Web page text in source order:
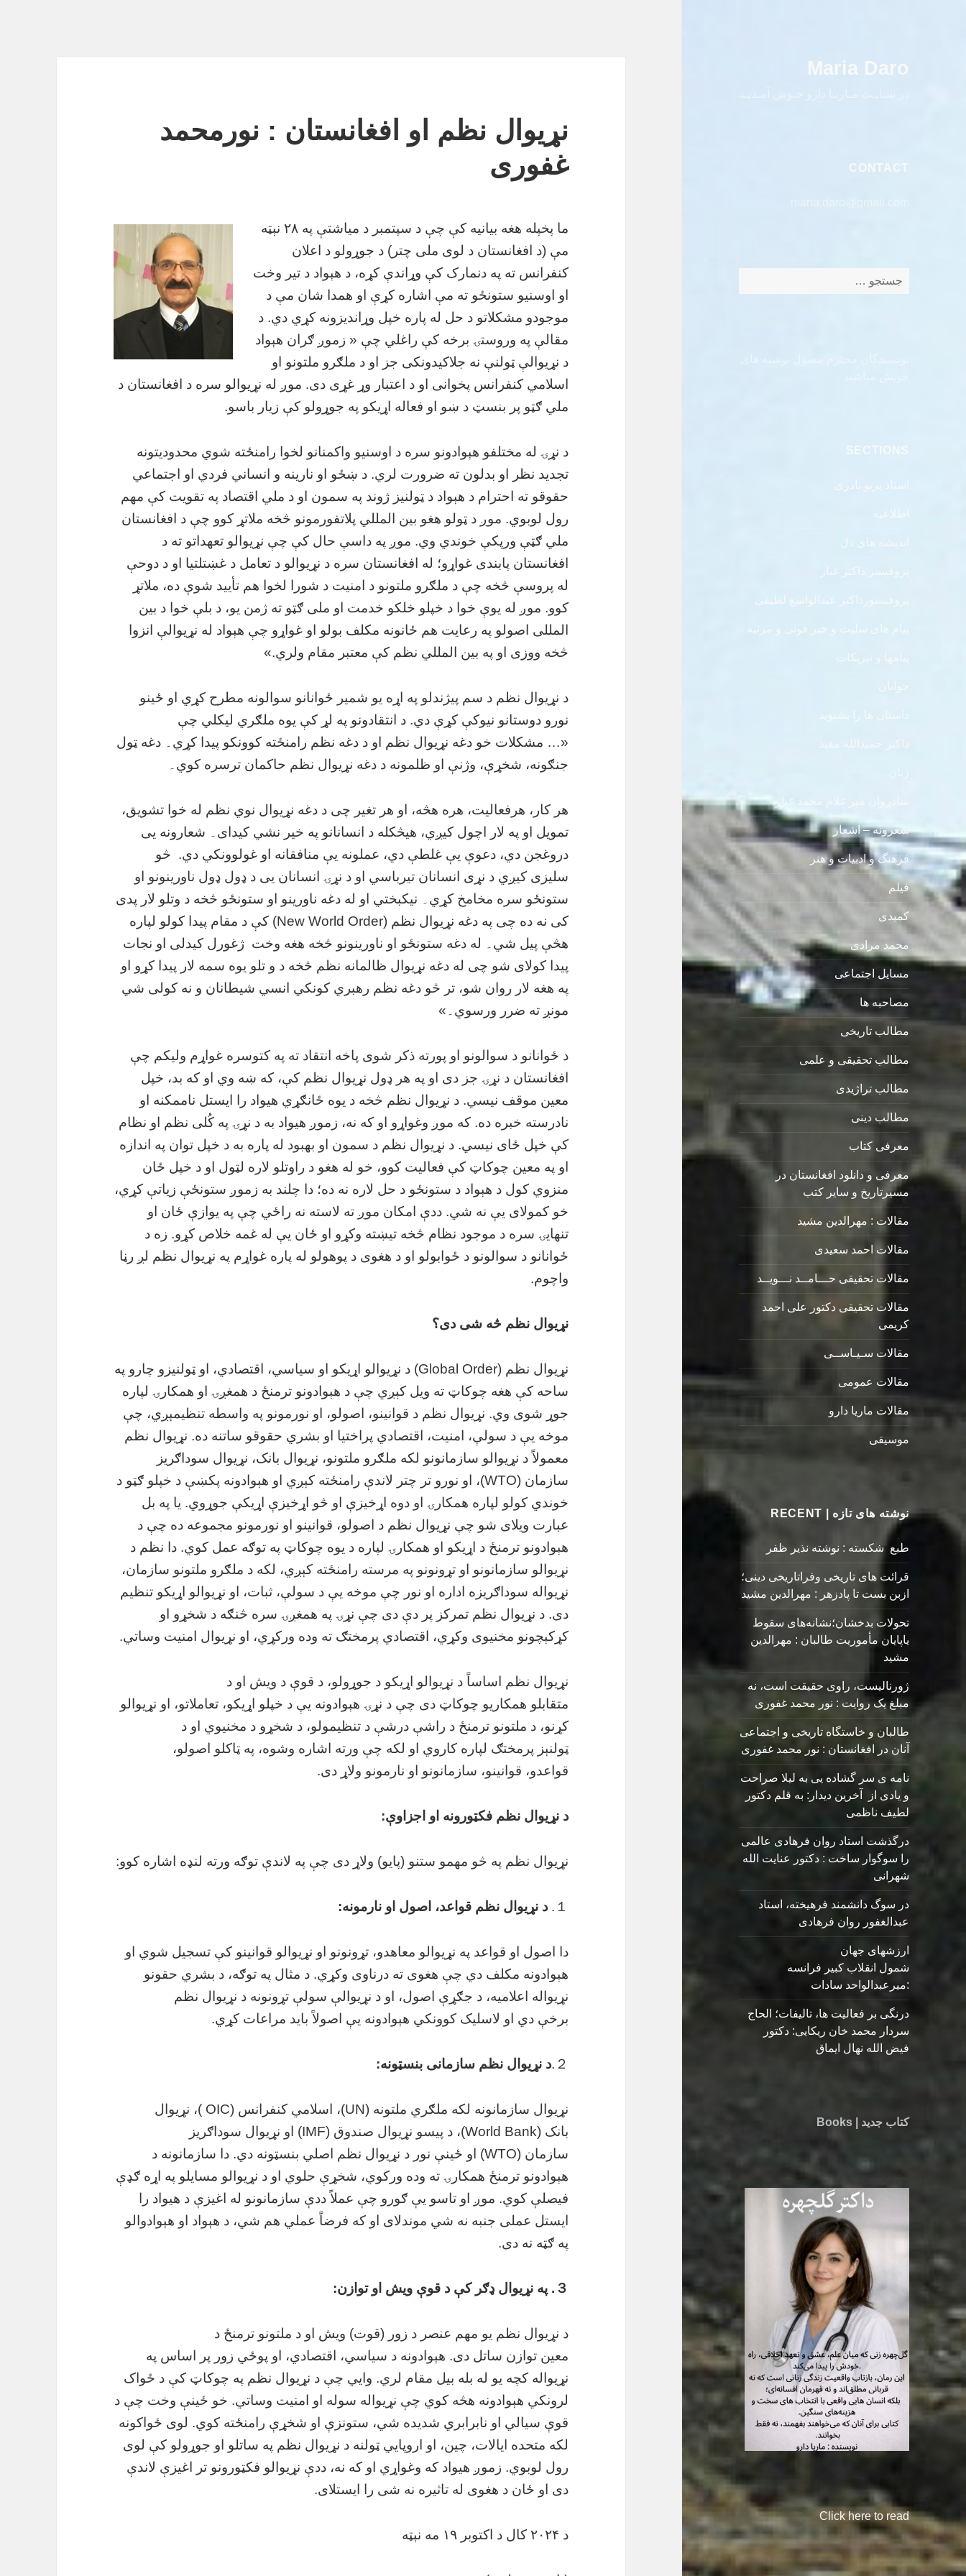
Maria Daro
در سـایـت مـاریـا دارو خـوش آمـدیـد
CONTACT
برای:
نویسندگان محترم مسؤل نوشته های
SECTIONS
استاد پرتو نادری
اطلاعیه
اندیشه های دل
پروفیسر داکتر غبار
پروفیسورداکتر عبدالواسع لطیفی
پیام های سلیت و خبر فوتی و مرثیه
پیامها و تبریکات
جوانان
داستان ها را بشنوید
داکتر حمیدالله مفید
زنان
شادروان میر غلام محمد غبار
شعرونه – اشعار
فرهنگ و ادبیات و هنر
فیلم
کمیدی
محمد مرادی
مسایل اجتماعی
مصاحبه ها
مطالب تاریخی
مطالب تحقیقی و علمی
مطالب تراژیدی
مطالب دینی
معرفی کتاب
معرفی و دانلود افغانستان در
مسیرتاریخ و سایر کتب
مقالات : مهرالدین مشید
مقالات احمد سعیدی
مقالات تحقیقی حـــامــد نـــویــد
مقالات تحقیقی دکتور علی احمد
کریمی
مقالات سـیـاســی
مقالات عمومی
مقالات ماریا دارو
موسیقی
نوشته های تازه | RECENT
طبع شکسته : نوشته نذیر ظفر
قرائت های تاریخی وفراتاریخی دینی؛
ازبن بست تا پادزهر : مهرالدین مشید
تحولات بدخشان؛نشانه‌های سقوط
یاپایان مأموریت طالبان : مهرالدین
مشید
ژورنالیست، راوی حقیقت است، نه
مبلغ یک روایت : نور محمد غفوری
طالبان و خاستگاه تاریخی و اجتماعی
آنان در افغانستان : نور محمد غفوری
نامه ی سر گشاده يی به ليلا صراحت
و یادی از آخرین دیدار: به قلم دکتور
لطیف ناظمی
درگذشت استاد روان فرهادی عالمی
را سوگوار ساخت : دکتور عنایت الله
شهرانی
در سوگ دانشمند فرهیخته، استاد
عبدالغفور روان فرهادی
ارزشهای جهان
شمول انقلاب کبیر فرانسه
:میرعبدالواحد سادات
درنگی بر فعالیت ها، تالیفات؛ الحاج
سردار محمد خان ریکایی: دکتور
فیض الله نهال ایماق
کتاب جدید | Books
Click here to read
نړیوال نظم او افغانستان : نورمحمد
غفوری
ما پخپله هغه بیانیه کې چې د سپتمبر د میاشتې په ۲۸ نېټه
مې (د افغانستان د لوی ملی چتر) د جوړولو د اعلان
کنفرانس ته په دنمارک کې وړاندې کړه، د هېواد د تیر وخت
او اوسنیو ستونځو ته مې اشاره کړې او همدا شان مې د
موجودو مشکلاتو د حل له پاره خپل وړاندیزونه کړي دي. د
مقالې په وروستۍ برخه کې راغلي چې « زموږ ګران هېواد
د نړیوالې ټولنې نه جلاکیدونکی جز او د ملګرو ملتونو او
اسلامي کنفرانس پخوانی او د اعتبار وړ غړی دی. موږ له نړیوالو سره د افغانستان د
ملي ګټو پر بنسټ د ښو او فعاله اړیکو په جوړولو کې زیار باسو.
د نړۍ له مختلفو هېوادونو سره د اوسنیو واکمنانو لخوا رامنځته شوي محدودیتونه
تجدید نظر او بدلون ته ضرورت لري. د ښځو او نارینه و انساني فردي او اجتماعي
حقوقو ته احترام د هېواد د ټولنیز ژوند په سمون او د ملي اقتصاد په تقویت کې مهم
رول لوبوي. موږ د ټولو هغو بین المللي پلاتفورمونو څخه ملاتړ کوو چې د افغانستان
ملي ګټې ورپکې خوندي وي. موږ په داسې حال کې چې نړیوالو تعهداتو ته د
افغانستان پابندی غواړو؛ له افغانستان سره د نړیوالو د تعامل د غښتلتیا او د دوحې
له پروسې څخه چې د ملګرو ملتونو د امنیت د شورا لخوا هم تأیید شوې ده، ملاتړ
کوو. موږ له یوې خوا د خپلو خلکو خدمت او ملی ګټو ته ژمن یو، د بلې خوا د بین
المللی اصولو په رعایت هم ځانونه مکلف بولو او غواړو چې هېواد له نړیوالې انزوا
څخه ووزی او په بین المللي نظم کې معتبر مقام ولري.»
د نړیوال نظم د سم پیژندلو په اړه یو شمیر ځوانانو سوالونه مطرح کړي او ځینو
نورو دوستانو نیوکې کړې دي. د انتقادونو په لړ کې یوه ملګري لیکلي چې
«… مشکلات خو دغه نړیوال نظم او د دغه نظم رامنځته کوونکو پیدا کړي۔ دغه ټول
جنګونه، شخړې، وژنې او ظلمونه د دغه نړیوال نظم حاکمان ترسره کوي۔
هر کار، هرفعالیت، هره هڅه، او هر تغیر چی د دغه نړیوال نوي نظم له خوا تشویق،
تمویل او په لار اچول کیږي، هیڅکله د انسانانو په خیر نشي کیدای۔ شعارونه یی
دروغجن دي، دعوې یې غلطې دي، عملونه یې منافقانه او غولوونکي دي. څو
سلیزی کیږي د نړی انسانان تیرباسي او د نړۍ انسانان یی د ډول ډول ناورینونو او
ستونځو سره مخامخ کړي۔ نیکبختي او له دغه ناورینو او ستونځو څخه د وتلو لار پدی
کی نه ده چی په دغه نړیوال نظم (New World Order) کې د مقام پیدا کولو لپاره
هڅې پیل شي۔ له دغه ستونځو او ناورینونو څخه هغه وخت ژغورل کیدلی او نجات
پیدا کولای شو چی له دغه نړیوال ظالمانه نظم څخه د و تلو یوه سمه لار پیدا کړو او
په هغه لار روان شو، تر څو دغه نظم رهبري کونکي انسي شیطانان و نه کولی شي
مونږ ته ضرر ورسوي۔»
د ځوانانو د سوالونو او پورته ذکر شوی پاخه انتقاد ته په کتوسره غواړم ولیکم چې
افغانستان د نړۍ جز دی او په هر ډول نړیوال نظم کې، که ښه وي او که بد، خپل
معین موقف نیسي. د نړیوال نظم څخه د یوه ځانګړي هیواد را ایستل ناممکنه او
نادرسته خبره ده. که موږ وغواړو او که نه، زموږ هیواد به د نړۍ په کُلی نظم او نظام
کې خپل ځای نیسي. د نړیوال نظم د سمون او بهبود له پاره به د خپل توان په اندازه
او په معین چوکاټ کې فعالیت کوو، خو له هغو د راوتلو لاره لټول او د خپل ځان
منزوي کول د هېواد د ستونځو د حل لاره نه ده؛ دا چلند به زموږ ستونځې زیاتې کړي،
خو کمولای یې نه شي. ددې امکان موږ ته لاسته نه راځي چې په یوازې ځان او
تنهایۍ سره د موجود نظام څخه تيښته وکړو او ځان یې له غمه خلاص کړو. زه د
ځوانانو د سوالونو د ځوابولو او د هغوی د پوهولو له پاره غواړم په نړیوال نظم لږ رڼا
واچوم.
نړیوال نظم څه شی دی؟
نړیوال نظم (Global Order) د نړیوالو اړیکو او سیاسي، اقتصادي، او ټولنیزو چارو په
ساحه کې هغه چوکاټ ته ویل کېږي چې د هېوادونو ترمنځ د همغږۍ او همکارۍ لپاره
جوړ شوی وي. نړیوال نظم د قوانینو، اصولو، او نورمونو په واسطه تنظیمېږي، چې
موخه یې د سولې، امنیت، اقتصادي پراختیا او بشري حقوقو ساتنه ده. نړیوال نظم
معمولاً د نړیوالو سازمانونو لکه ملګرو ملتونو، نړیوال بانک، نړیوال سوداګریز
سازمان (WTO)، او نورو تر چتر لاندې رامنځته کېږي او هېوادونه پکښې د خپلو ګټو د
خوندي کولو لپاره همکارۍ او دوه اړخیزې او څو اړخیزې اړیکې جوړوي. یا په بل
عبارت ویلای شو چې نړیوال نظم د اصولو، قوانینو او نورمونو مجموعه ده چې د
هېوادونو ترمنځ د اړیکو او همکارۍ لپاره د یوه چوکاټ په توګه عمل کوي. دا نظم د
نړیوالو سازمانونو او تړونونو په مرسته رامنځته کېږي، لکه د ملګرو ملتونو سازمان،
نړیواله سوداګریزه اداره او نور چې موخه یې د سولې، ثبات، او نړیوالو اړیکو تنظیم
دی. د نړیوال نظم تمرکز پر دې دی چې نړۍ په همغږۍ سره څنګه د شخړو او
کړکېچونو مخنیوی وکړي، اقتصادي پرمختګ ته وده ورکړي، او نړیوال امنیت وساتي.
نړیوال نظم اساساً د نړیوالو اړیکو د جوړولو، د قوې د ویش او د
متقابلو همکاريو چوکاټ دی چې د نړۍ هېوادونه یې د خپلو اړیکو، تعاملاتو، او نړیوالو
کړنو، د ملتونو ترمنځ د راشې درشې د تنظیمولو، د شخړو د مخنیوي او د
ټولنېز پرمختګ لپاره کاروي او لکه چې ورته اشاره وشوه، په ټاکلو اصولو،
قواعدو، قوانینو، سازمانونو او نارمونو ولاړ دی.
د نړیوال نظم فکټورونه او اجزاوې:
نړیوال نظم په څو مهمو ستنو (پایو) ولاړ دی چې په لاندې توګه ورته لنډه اشاره کوو:
１. د نړیوال نظم قواعد، اصول او نارمونه:
دا اصول او قواعد په نړیوالو معاهدو، تړونونو او نړیوالو قوانینو کې تسجیل شوي او
هېوادونه مکلف دي چې هغوی ته درناوی وکړي. د مثال په توګه، د بشري حقونو
نړیواله اعلامیه، د جګړې اصول، او د نړیوالې سولې تړونونه د نړیوال نظم
برخې دي او لاسلیک کوونکي هېوادونه یې اصولاً باید مراعات کړي.
２. د نړیوال نظم سازمانی بنسټونه:
نړیوال سازمانونه لکه ملګري ملتونه (UN)، اسلامي کنفرانس (OIC )، نړیوال
بانک (World Bank)، د پیسو نړیوال صندوق (IMF) او نړیوال سوداګریز
سازمان (WTO) او ځینې نور د نړیوال نظم اصلي بنسټونه دي. دا سازمانونه د
هېوادونو ترمنځ همکارۍ ته وده ورکوي، شخړې حلوي او د نړیوالو مسایلو په اړه ګډې
فیصلې کوي. موږ او تاسو یې ګورو چې عملاً ددې سازمانونو له اغیزې د هیواد را
ایستل عملی جنبه نه شي موندلای او که فرضاً عملي هم شي، د هېواد او هېوادوالو
په ګټه نه دی.
３. په نړیوال ډګر کې دقوې ویش او توازن:
د نړیوال نظم یو مهم عنصر د زور (قوت) ویش او د ملتونو ترمنځ د
معین توازن ساتل دی. هېوادونه د سیاسي، اقتصادي، او پوځي زور پر اساس په
نړیواله کچه یو له بله بیل مقام لري. وايي چې د نړیوال نظم په چوکاټ کې د ځواک
لرونکي هېوادونه هڅه کوي چې نړیواله سوله او امنیت وساتي. خو ځینې وخت چې د
قوې سیالي او نابرابري شدیده شي، ستونزې او شخړې رامنځته کوي. لوی ځواکونه
لکه متحده ایالات، چین، او اروپایي ټولنه د نړیوال نظم په ساتلو او جوړولو کې لوی
رول لوبوي. زموږ هیواد که وغواړي او که نه، ددې نړیوالو فکټورونو تر اغیزې لاندې
دی او ځان د هغوی له تاثیره نه شی را ایستلای.
د ۲۰۲۴ کال د اکتوبر ۱۹ مه نېټه